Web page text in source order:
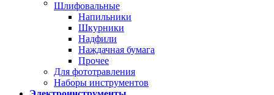
Шлифовальные
Напильники
Шкурники
Надфили
Наждачная бумага
Прочее
Для фототравления
Наборы инструментов